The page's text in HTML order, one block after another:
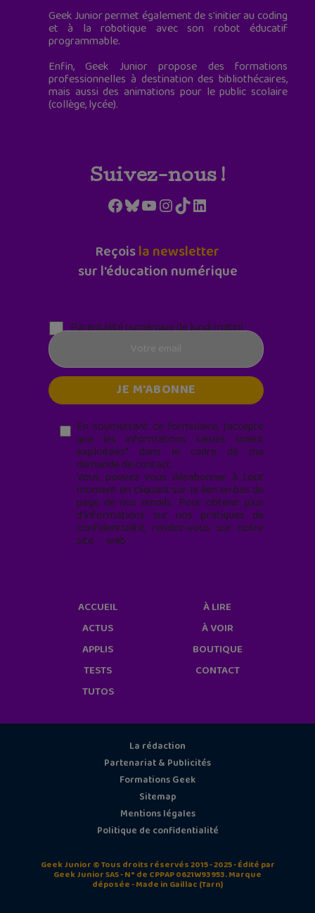
Geek Junior permet également de s'initier au coding
et à la robotique avec son robot éducatif
programmable.
Enfin, Geek Junior propose des formations
professionnelles à destination des bibliothécaires,
mais aussi des animations pour le public scolaire
(collège, lycée).
Suivez-nous !
Facebook
Bluesky
YouTube
Instagram
TikTokLinkedIn
Reçoisla newsletter
sur l'éducation numérique
Parentalité numérique (le lundi matin)
En soumettant ce formulaire, j’accepte
que les informations saisies soient
exploitées* dans le cadre de ma
demande de contact.
Vous pouvez vous désabonner à tout
moment en cliquant sur le lien en bas de
page de nos emails. Pour obtenir plus
d'informations sur nos pratiques de
confidentialité, rendez-vous sur notre
site web
ACCUEIL
ACTUS
APPLIS
TESTS
TUTOS
À LIRE
À VOIR
BOUTIQUE
CONTACT
La rédaction
Partenariat & Publicités
Formations Geek
Sitemap
Mentions légales
Politique de confidentialité
Geek Junior © Tous droits réservés 2015 - 2025 - Édité par
Geek Junior SAS - N° de CPPAP 0621W93953. Marque
déposée - Made in Gaillac (Tarn)